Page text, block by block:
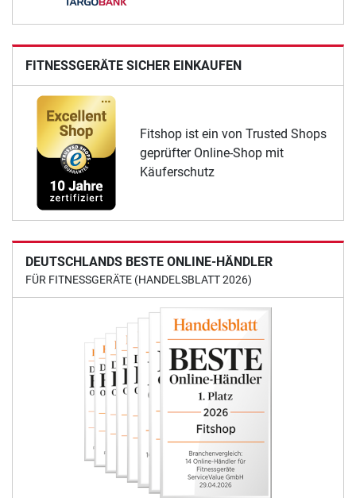
FITNESSGERÄTE SICHER EINKAUFEN
Fitshop ist ein von Trusted Shops
geprüfter Online-Shop mit
Käuferschutz
DEUTSCHLANDS BESTE ONLINE-HÄNDLER
FÜR FITNESSGERÄTE (HANDELSBLATT 2026)